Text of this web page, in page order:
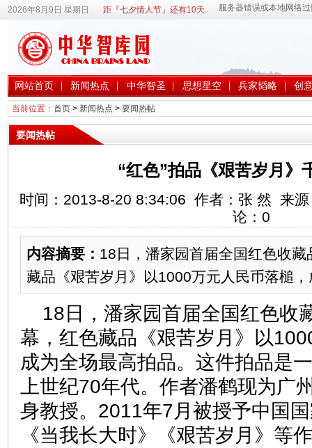
2026年8月9日 星期日 距『七夕情人节』还有10天
网站首页 新闻热点 中华智圣 思想星空 兵家韬略 创
当前位置： 首页> 新闻热点 > 要闻热帖
要闻热帖
“红色”拍品《艰苦岁月》
时间：2013-8-20 8:34:06 作者：张 然 来
论： 0
内容摘要： 18日，潘家园首届全国红色收
藏品《艰苦岁月》以1000万元人民币落槌
18日，潘家园首届全国红色收
幕，红色藏品《艰苦岁月》以
成为全场最高拍品。这件拍品是
上世纪70年代。作者潘鹤现为广
身教授。2011年7月被授予中国
《当我长大时》《艰苦岁月》等